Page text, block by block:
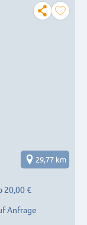
29,77 km
20,00 €
Anfrage